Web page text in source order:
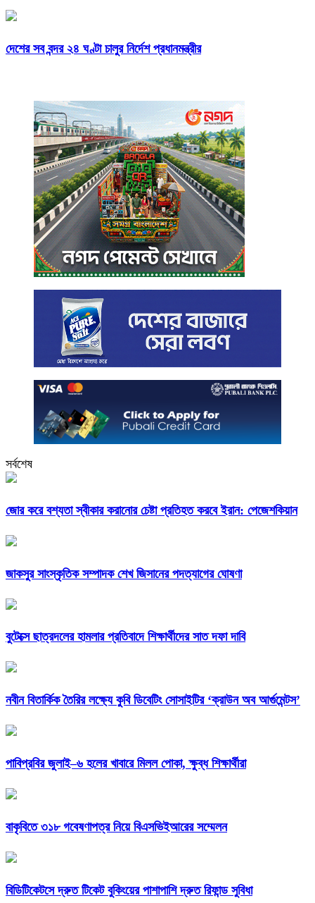
দেশের সব বন্দর ২৪ ঘণ্টা চালুর নির্দেশ প্রধানমন্ত্রীর
সর্বশেষ
জোর করে বশ্যতা স্বীকার করানোর চেষ্টা প্রতিহত করবে ইরান: পেজেশকিয়ান
জাকসুর সাংস্কৃতিক সম্পাদক শেখ জিসানের পদত্যাগের ঘোষণা
বুটেক্সে ছাত্রদলের হামলার প্রতিবাদে শিক্ষার্থীদের সাত দফা দাবি
নবীন বিতার্কিক তৈরির লক্ষ্যে কুবি ডিবেটিং সোসাইটির ‘ক্রাউন অব আর্গুমেন্টস’
পাবিপ্রবির জুলাই–৬ হলের খাবারে মিলল পোকা, ক্ষুব্ধ শিক্ষার্থীরা
বাকৃবিতে ৩১৮ গবেষণাপত্র নিয়ে বিএসভিইআরের সম্মেলন
বিডিটিকেটসে দ্রুত টিকেট বুকিংয়ের পাশাপাশি দ্রুত রিফান্ড সুবিধা